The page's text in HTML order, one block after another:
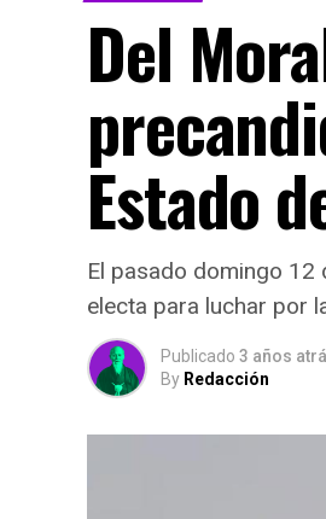
Del
Estado
El pasado domingo
electa para luchar por
Publicado 3 años
By Redacción